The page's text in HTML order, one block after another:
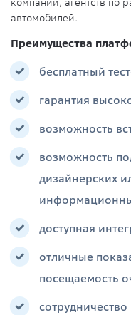
автомобилей.
Преимущества
бесплатный
гарантия
возможность
возможность
дизайнерских
доступная
отличные
посещаемость